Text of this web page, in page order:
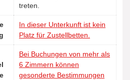
treten.
In dieser Unterkunft ist kein
Platz für Zustellbetten.
Bei Buchungen von mehr als
6 Zimmern können
gesonderte Bestimmungen